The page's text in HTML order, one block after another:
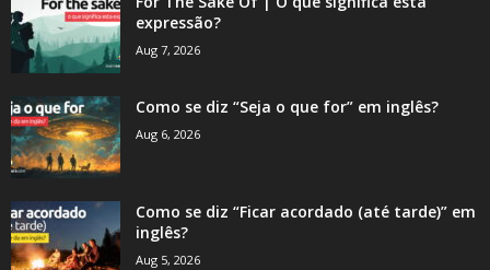
expressão?
Aug 7, 2026
Como se diz “Seja o que for” em inglês?
Aug 6, 2026
Como se diz “Ficar acordado (até tarde)” em
inglês?
Aug 5, 2026